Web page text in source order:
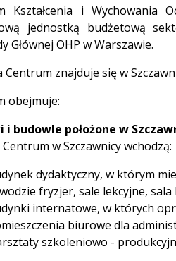
Kształcenia i Wychowania
jednostką budżetową
Głównej OHP w Warszawie.
Centrum znajduje się w
obejmuje:
i budowle położone w
Centrum w Szczawnicy wchodzą:
dydaktyczny, w którym
fryzjer, sale lekcyjne,
internatowe, w których
biurowe dla
szkoleniowo -